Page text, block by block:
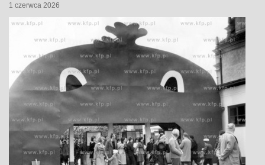
1 czerwca 2026